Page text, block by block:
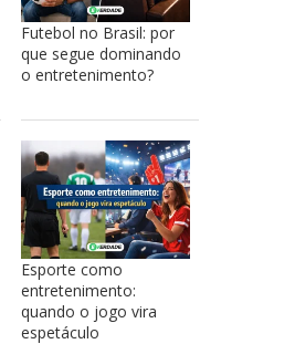
Futebol no Brasil: por
que segue dominando
o entretenimento?
Esporte como
entretenimento:
quando o jogo vira
espetáculo